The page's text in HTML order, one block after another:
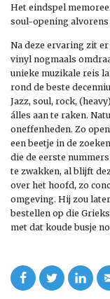
Het eindspel
soul-opening alvorens
Na deze ervaring zit
vinyl nogmaals
unieke muzikale reis
rond de beste
Jazz, soul, rock,
álles aan te raken.
oneffenheden. Zo
een beetje in de
die de eerste
te zwakken, al blijft
over het hoofd, zo
omgeving. Hij zou
bestellen op die
met dat koude busje